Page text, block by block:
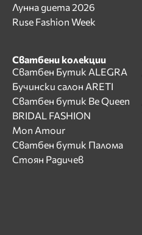
Лунна диета 2026
Ruse Fashion Week
Сватбени колекции
Сватбен Бутик ALEGRA
Бучински салон ARETI
Сватбен бутик Be Queen
BRIDAL FASHION
Mon Amour
Сватбен бутик Палома
Стоян Радичев